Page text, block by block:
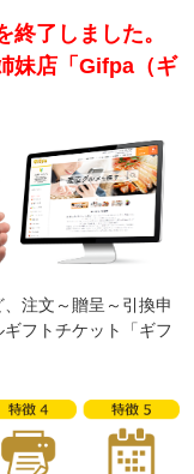
了しました。
妹店「Gifpa（ギ
注文～贈呈～引換申
フトチケット「ギフ